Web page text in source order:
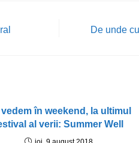
De unde
vedem în weekend, la ultimul
al verii: Summer Well